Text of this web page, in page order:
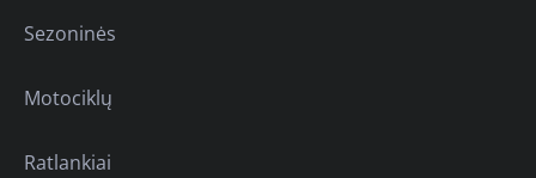
Sezoninės
Motociklų
Ratlankiai